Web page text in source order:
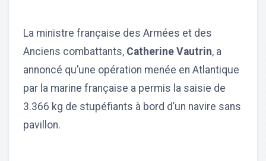
La ministre française des Armées et des
Anciens combattants, Catherine Vautrin, a
annoncé qu’une opération menée en Atlantique
par la marine française a permis la saisie de
3.366 kg de stupéfiants à bord d’un navire sans
pavillon.